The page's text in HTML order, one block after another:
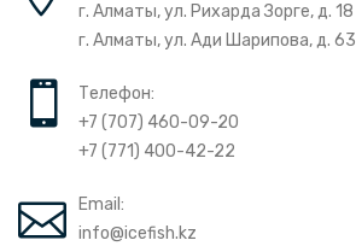
г. Алматы, ул. Рихарда Зорге, д. 18
г. Алматы, ул. Ади Шарипова, д. 63
Телефон:
+7 (707) 460-09-20
+7 (771) 400-42-22
Email:
info@icefish.kz